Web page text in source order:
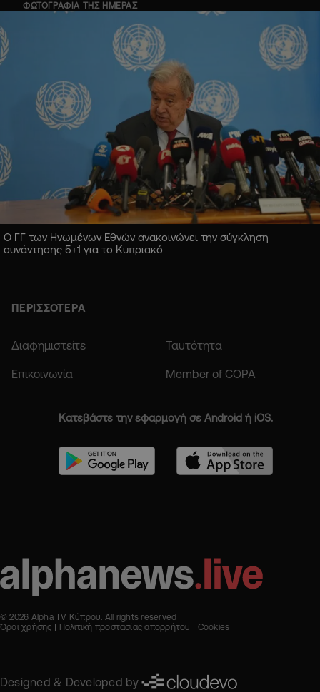
ΦΩΤΟΓΡΑΦΙΑ ΤΗΣ ΗΜΕΡΑΣ
Ο ΓΓ των Ηνωμένων Εθνών ανακοινώνει την σύγκληση
συνάντησης 5+1 για το Κυπριακό
ΠΕΡΙΣΣΟΤΕΡΑ
Διαφημιστείτε Ταυτότητα
Επικοινωνία Member of COPA
Κατεβάστε την εφαρμογή σε Android ή iOS.
© 2026 Alpha TV Κύπρου. All rights reserved
Όροι χρήσης
Πολιτική προστασίας απορρήτου Cookies
Designed & Developed by